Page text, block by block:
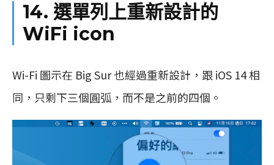
14. 選單列上重新設計的
WiFi icon
Wi-Fi 圖示在 Big Sur 也經過重新設計，跟 iOS 14 相
同，只剩下三個圓弧，而不是之前的四個。